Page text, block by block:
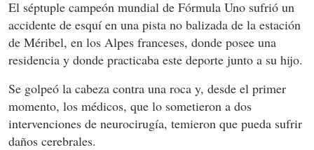
El séptuple campeón mundial de Fórmula Uno sufrió un
accidente de esquí en una pista no balizada de la estación
de Méribel, en los Alpes franceses, donde posee una
residencia y donde practicaba este deporte junto a su hijo.
Se golpeó la cabeza contra una roca y, desde el primer
momento, los médicos, que lo sometieron a dos
intervenciones de neurocirugía, temieron que pueda sufrir
daños cerebrales.